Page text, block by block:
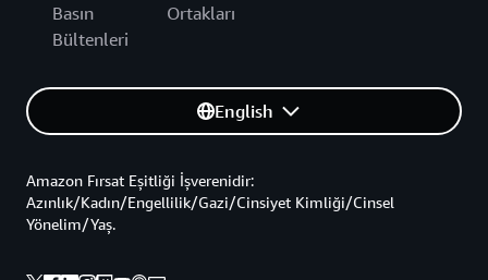
Basın
Bültenleri
Ortakları
English
Amazon Fırsat Eşitliği İşverenidir:
Azınlık/Kadın/Engellilik/Gazi/Cinsiyet Kimliği/Cinsel
Yönelim/Yaş.